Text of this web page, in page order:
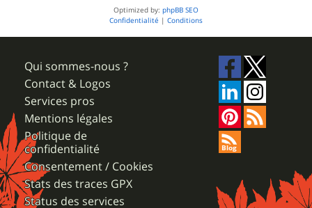
Optimized by: phpBB SEO
Confidentialité | Conditions
Qui sommes-nous ?
Contact & Logos
Services pros
Mentions légales
Politique de
confidentialité
Consentement / Cookies
Stats des traces GPX
Status des services